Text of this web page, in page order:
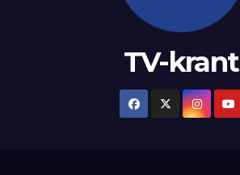
TV-krant